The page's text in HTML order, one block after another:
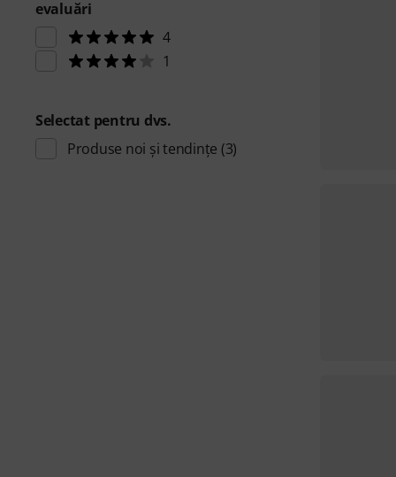
evaluări
4
1
Selectat pentru dvs.
Produse noi și tendințe (3)